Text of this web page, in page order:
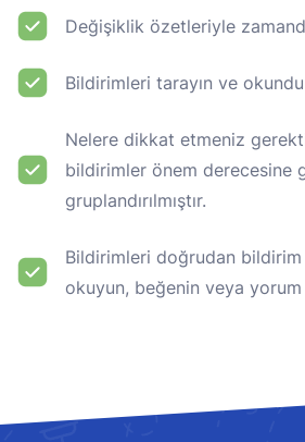
Değişiklik özetleriyle
Bildirimleri tarayın ve
Nelere dikkat etmeniz
bildirimler önem derecesine
gruplandırılmıştır.
Bildirimleri doğrudan bildirim
okuyun, beğenin veya yorum